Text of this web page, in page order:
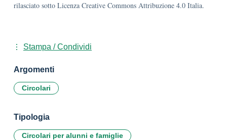
rilasciato sotto Licenza Creative Commons Attribuzione 4.0 Italia.
Stampa / Condividi
Argomenti
Circolari
Tipologia
Circolari per alunni e famiglie